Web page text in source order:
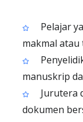
Pelajar
makmal atau
manuskrip
Jurutera
dokumen